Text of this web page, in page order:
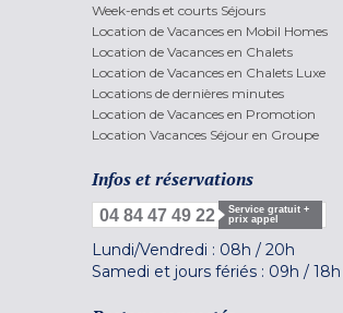
Week-ends et courts Séjours
Location de Vacances en Mobil Homes
Location de Vacances en Chalets
Location de Vacances en Chalets Luxe
Locations de dernières minutes
Location de Vacances en Promotion
Location Vacances Séjour en Groupe
Infos et réservations
04 84 47 49 22
Service gratuit +
prix appel
Lundi/Vendredi : 08h / 20h
Samedi et jours fériés : 09h / 18h